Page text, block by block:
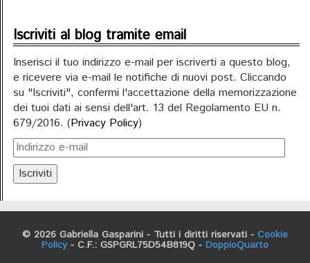
Iscriviti al blog tramite email
Inserisci il tuo indirizzo e-mail per iscriverti a questo blog,
e ricevere via e-mail le notifiche di nuovi post. Cliccando
su "Iscriviti", confermi l'accettazione della memorizzazione
dei tuoi dati ai sensi dell'art. 13 del Regolamento EU n.
679/2016. (Privacy Policy)
Iscriviti
© 2026 Gabriella Gasparini - Tutti i diritti riservati - Cookie
Policy - C.F.: GSPGRL75D54B819Q - DoppioQuarto